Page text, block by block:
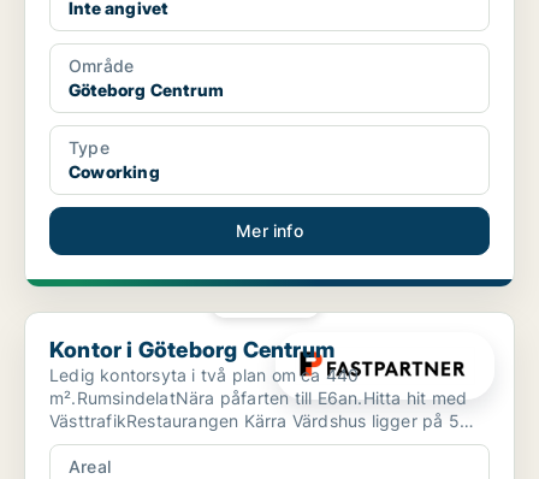
Inte angivet
Område
Göteborg Centrum
Type
Coworking
Mer info
Kontor i Göteborg Centrum
Kontor i Göteborg Centrum
Ledig kontorsyta i två plan om ca 440
m².RumsindelatNära påfarten till E6an.Hitta hit med
VästtrafikRestaurangen Kärra Värdshus ligger på 5
min gångavstånd.S...
Areal